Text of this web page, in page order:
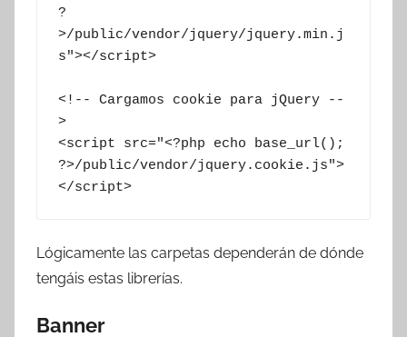
?
>/public/vendor/jquery/jquery.min.j
s"></script>
<!-- Cargamos cookie para jQuery --
>
<script src="<?php echo base_url();
?>/public/vendor/jquery.cookie.js">
</script>
Lógicamente las carpetas dependerán de dónde
tengáis estas librerías.
Banner